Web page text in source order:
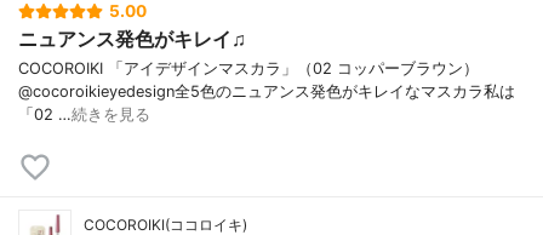
5.00
ニュアンス発色がキレイ♫
COCOROIKI 「アイデザインマスカラ」（02 コッパーブラウン）
@cocoroikieyedesign全5色のニュアンス発色がキレイなマスカラ私は
「02 …続きを見る
COCOROIKI(ココロイキ)